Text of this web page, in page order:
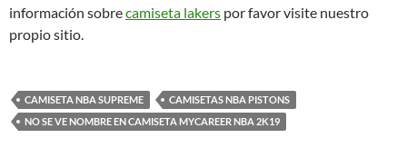
información sobrecamiseta lakers por favor visite nuestro
propio sitio.
CAMISETA NBA SUPREME
CAMISETAS NBA PISTONS
NO SE VE NOMBRE EN CAMISETA MYCAREER NBA 2K19